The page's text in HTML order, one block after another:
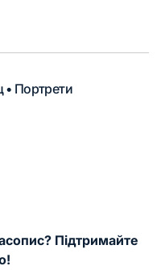
• Портрети
Підтримайте